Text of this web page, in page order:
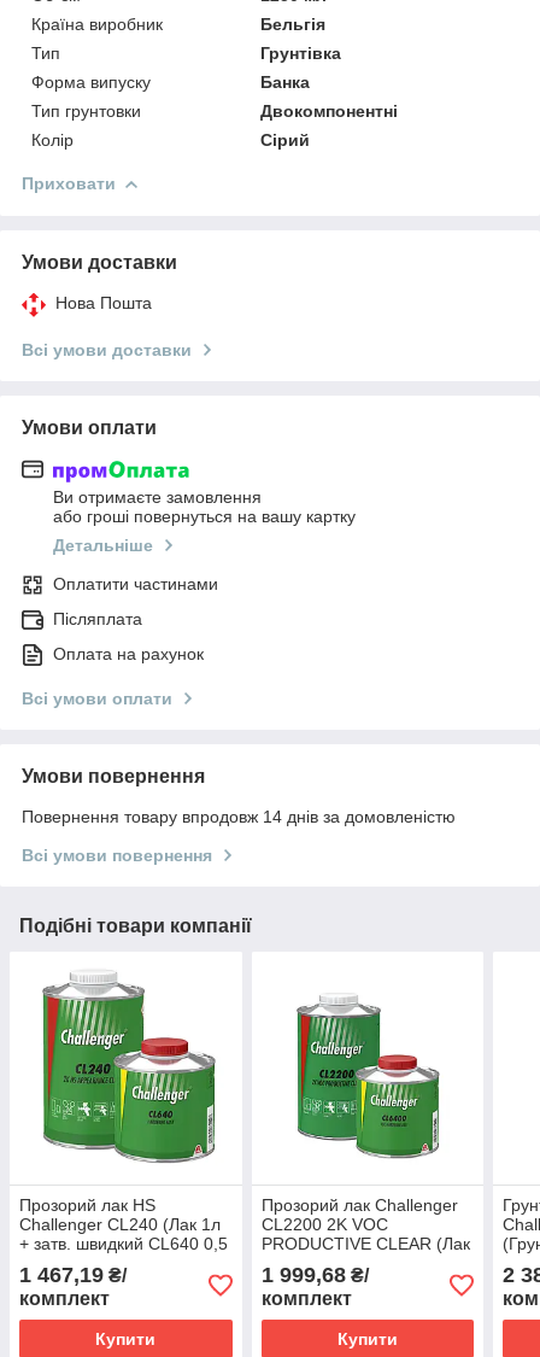
Країна виробник
Бельгія
Тип
Грунтівка
Форма випуску
Банка
Тип грунтовки
Двокомпонентні
Колір
Сірий
Приховати
Умови доставки
Нова Пошта
Всі умови доставки
Умови оплати
Ви отримаєте замовлення
або гроші повернуться на вашу картку
Детальніше
Оплатити частинами
Післяплата
Оплата на рахунок
Всі умови оплати
Умови повернення
Повернення товару впродовж 14 днів за домовленістю
Всі умови повернення
Подібні товари компанії
Прозорий лак HS
Challenger CL240 (Лак 1л
+ затв. швидкий CL640 0,5
1 467,19 ₴/
комплект
Купити
Прозорий лак Challenger
CL2200 2K VOC
PRODUCTIVE CLEAR (Лак
CL6400 0,5л)
1 999,68₴/
комплект
Купити
2